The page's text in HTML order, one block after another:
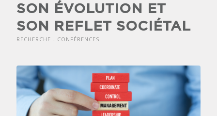
SON ÉVOLUTION ET
SON REFLET SOCIÉTAL
RECHERCHE - CONFÉRENCES